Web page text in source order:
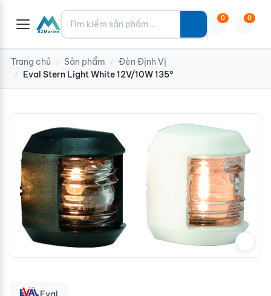
Tìm kiếm 0 0
Trang chủ / Sản phẩm / Đèn Định Vị
/ Eval Stern Light White 12V/10W 135°